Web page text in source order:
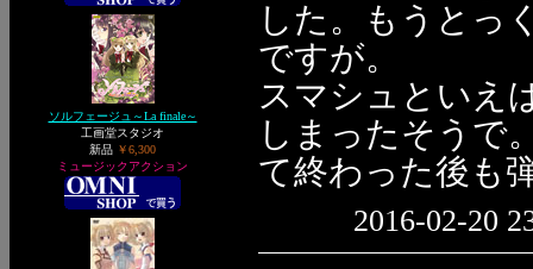
ソルフェージュ～La finale～
工画堂スタジオ
新品 ￥6,300
ミュージックアクション
した。もうとっ
ですが。
スマシュといえ
しまったそうで
て終わった後も
2016-02-20